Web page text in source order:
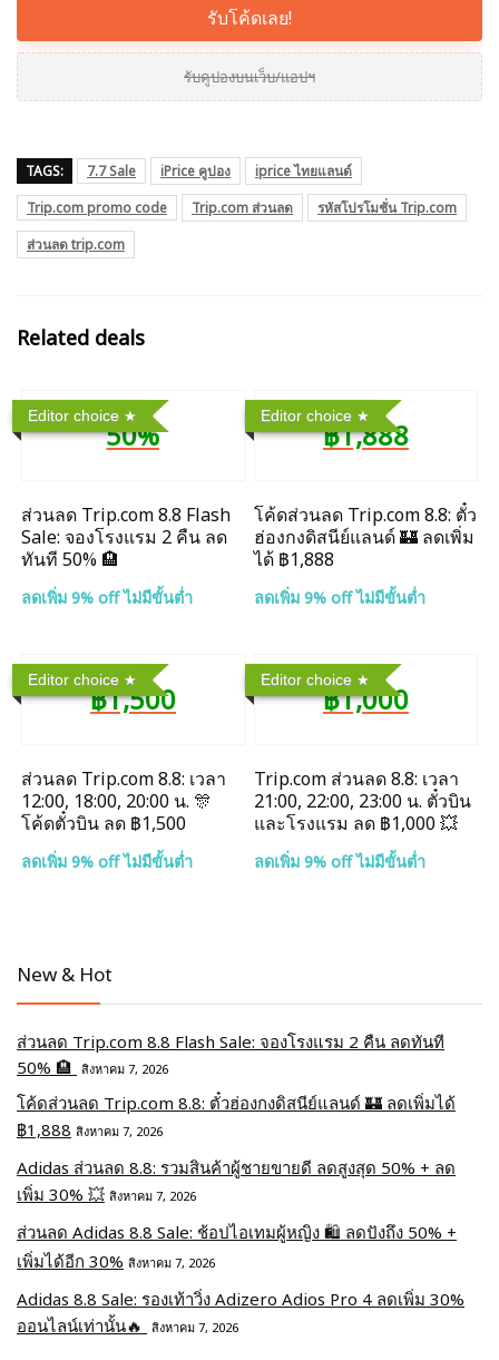
รับโค้ดเลย!
รับคูปองบนเว็บ/แอปฯ
TAGS: 7.7 Sale iPrice คูปอง
iprice ไทยแลนด์
Trip.com promo code
Trip.com ส่วนลด
รหัสโปรโมชั่น Trip.com
ส่วนลด trip.com
Related deals
Editor choice
50%
ส่วนลด Trip.com 8.8 Flash
Sale: จองโรงแรม 2 คืน ลด
ทันที 50% 🏨
ลดเพิ่ม 9% off ไม่มีขั้นต่ำ
Editor choice
฿1,888
โค้ดส่วนลด Trip.com 8.8: ตั๋ว
ฮ่องกงดิสนีย์แลนด์ 🏰 ลดเพิ่ม
ได้ ฿1,888
ลดเพิ่ม 9% off ไม่มีขั้นต่ำ
Editor choice
฿1,500
ส่วนลด Trip.com 8.8: เวลา
12:00, 18:00, 20:00 น. 🎊
โค้ดตั๋วบิน ลด ฿1,500
ลดเพิ่ม 9% off ไม่มีขั้นต่ำ
Editor choice
฿1,000
Trip.com ส่วนลด 8.8: เวลา
21:00, 22:00, 23:00 น. ตั๋วบิน
และโรงแรม ลด ฿1,000 💥
ลดเพิ่ม 9% off ไม่มีขั้นต่ำ
New & Hot
ส่วนลด Trip.com 8.8 Flash Sale: จองโรงแรม 2 คืน ลดทันที
50% 🏨 สิงหาคม 7, 2026
โค้ดส่วนลด Trip.com 8.8: ตั๋วฮ่องกงดิสนีย์แลนด์ 🏰 ลดเพิ่มได้
฿1,888 สิงหาคม 7, 2026
Adidas ส่วนลด 8.8: รวมสินค้าผู้ชายขายดี ลดสูงสุด 50% + ลด
เพิ่ม 30% 💥 สิงหาคม 7, 2026
ส่วนลด Adidas 8.8 Sale: ช้อปไอเทมผู้หญิง 🛍️ ลดปังถึง 50% +
เพิ่มได้อีก 30% สิงหาคม 7, 2026
Adidas 8.8 Sale: รองเท้าวิ่ง Adizero Adios Pro 4 ลดเพิ่ม 30%
ออนไลน์เท่านั้น🔥
สิงหาคม 7, 2026